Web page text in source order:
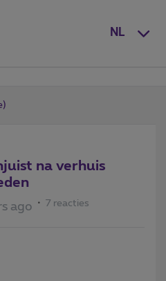
NL
na verhuis
ago 7 reacties